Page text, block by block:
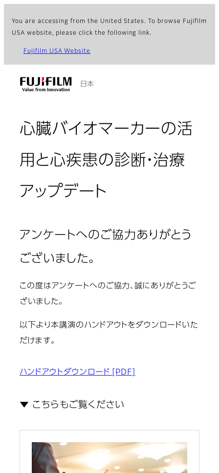
You are accessing from the United States. To browse Fujifilm
USA website, please click the following link.
Fujifilm USA Website
日本
心臓バイオマーカーの活
用と心疾患の診断・治療
アップデート
アンケートへのご協力ありがとう
ございました。
この度はアンケートへのご協力、誠にありがとうご
ざいました。
以下より本講演のハンドアウトをダウンロードいた
だけます。
ハンドアウトダウンロード [PDF]
▼ こちらもご覧ください